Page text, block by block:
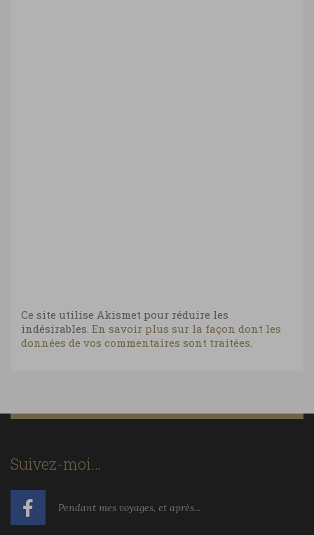
Ce site utilise Akismet pour réduire les
indésirables. En savoir plus sur la façon dont les
données de vos commentaires sont traitées
Suivez-moi…
Pendant mes voyages, et après...